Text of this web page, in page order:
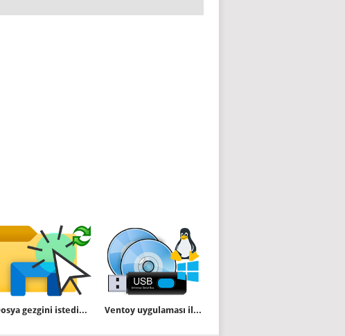
Dosya gezgini istediğiniz konumu açsın Ventoy uygulaması ile kolayca Multiboot USB hazırlayın